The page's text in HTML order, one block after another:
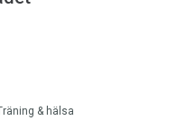
& hälsa